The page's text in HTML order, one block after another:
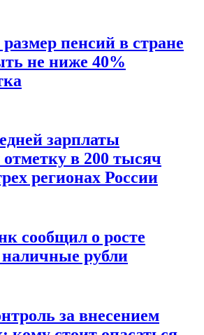
пенсий в стране
не ниже 40%
зарплаты
в 200 тысяч
регионах России
сообщил о росте
наличные рубли
за внесением